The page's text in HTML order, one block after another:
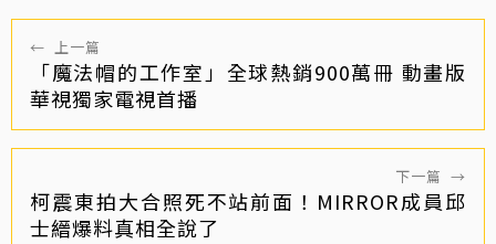
← 上一篇
「魔法帽的工作室」全球熱銷900萬冊 動畫版
華視獨家電視首播
下一篇 →
柯震東拍大合照死不站前面！MIRROR成員邱
士縉爆料真相全說了